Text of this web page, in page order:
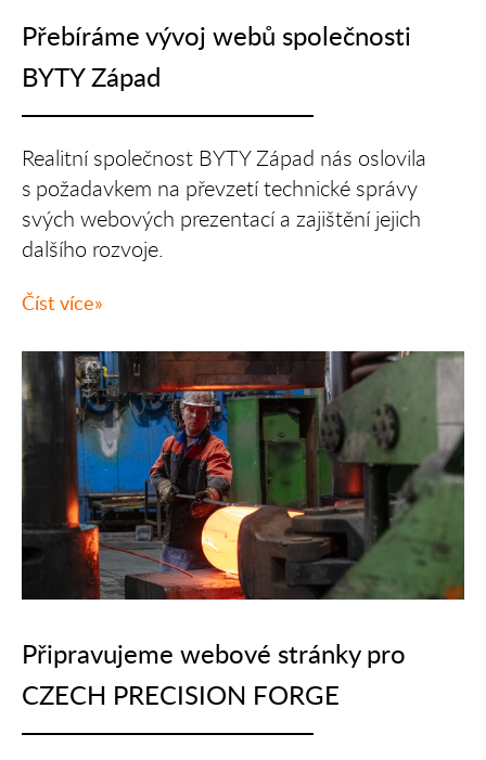
Přebíráme vývoj webů společnosti
BYTY Západ
Realitní společnost BYTY Západ nás oslovila
s požadavkem na převzetí technické správy
svých webových prezentací a zajištění jejich
dalšího rozvoje.
Číst více
Připravujeme webové stránky pro
CZECH PRECISION FORGE